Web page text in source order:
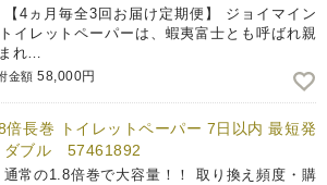
4ヵ月毎全3回お届け定期便】 ジョイマイン
トイレットペーパーは、蝦夷富士とも呼ばれ親
れ…
金額 58,000円
倍長巻 トイレットペーパー 7日以内 最短発
ダブル 57461892
常の1.8倍巻で大容量！！ 取り換え頻度・購